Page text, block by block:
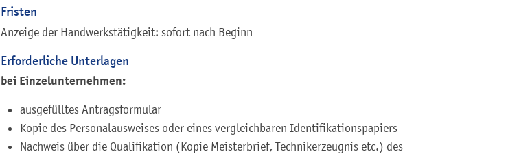
Fristen
Anzeige der Handwerkstätigkeit: sofort nach Beginn
Erforderliche Unterlagen
bei Einzelunternehmen:
ausgefülltes Antragsformular
Kopie des Personalausweises oder eines vergleichbaren Identifikationspapiers
Nachweis über die Qualifikation (Kopie Meisterbrief, Technikerzeugnis etc.) des